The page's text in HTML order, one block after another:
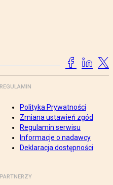
REGULAMIN
Polityka Prywatności
Zmiana ustawień zgód
Regulamin serwisu
Informacje o nadawcy
Deklaracja dostępności
PARTNERZY